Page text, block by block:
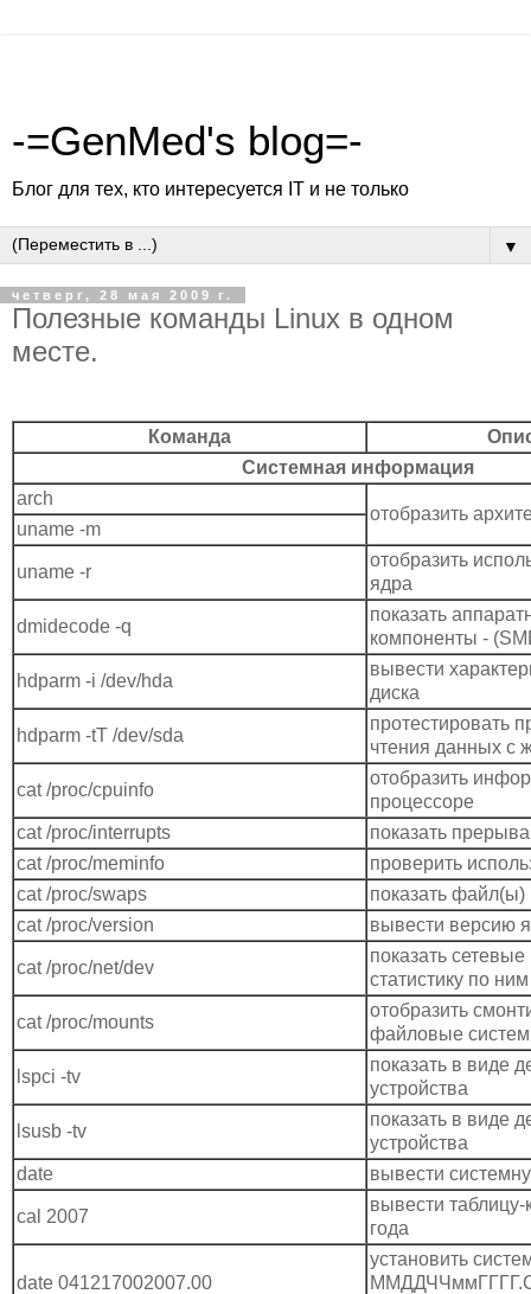
-=GenMed's blog=-
Блог для тех, кто интересуется IT и не только
▼
четверг, 28 мая 2009 г.
Полезные команды Linux в одном
месте.
Команда
Системная информация
arch
отобразить
uname -m
uname -r
отобразить
ядра
dmidecode -q
показать
компоненты -
hdparm -i /dev/hda
вывести
диска
hdparm -tT /dev/sda
протестировать
чтения данных с
cat /proc/cpuinfo
отобразить
процессоре
cat /proc/interrupts
показать
cat /proc/meminfo
проверить
cat /proc/swaps
показать файл(ы)
cat /proc/version
вывести версию
cat /proc/net/dev
показать
статистику по ним
cat /proc/mounts
отобразить
файловые
lspci -tv
показать в виде
устройства
lsusb -tv
показать в виде
устройства
date
вывести
cal 2007
вывести
года
date 041217002007.00
установить